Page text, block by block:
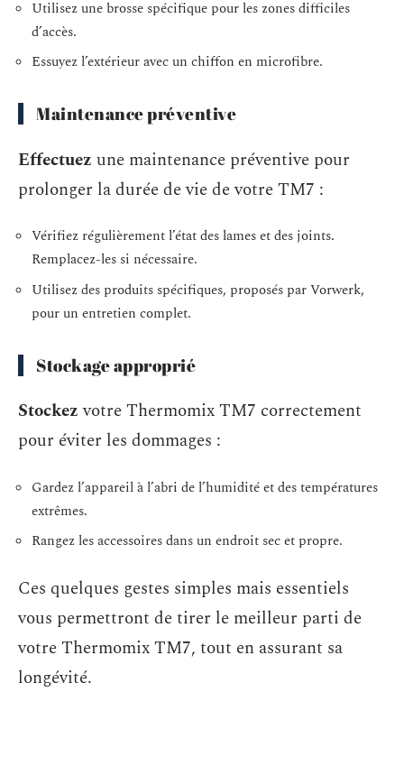
Utilisez une brosse spécifique pour les zones difficiles
d’accès.
Essuyez l’extérieur avec un chiffon en microfibre.
Maintenance préventive
Effectuez une maintenance préventive pour
prolonger la durée de vie de votre TM7 :
Vérifiez régulièrement l’état des lames et des joints.
Remplacez-les si nécessaire.
Utilisez des produits spécifiques, proposés par Vorwerk,
pour un entretien complet.
Stockage approprié
Stockezvotre Thermomix TM7 correctement
pour éviter les dommages :
Gardez l’appareil à l’abri de l’humidité et des températures
extrêmes.
Rangez les accessoires dans un endroit sec et propre.
Ces quelques gestes simples mais essentiels
vous permettront de tirer le meilleur parti de
votre Thermomix TM7, tout en assurant sa
longévité.